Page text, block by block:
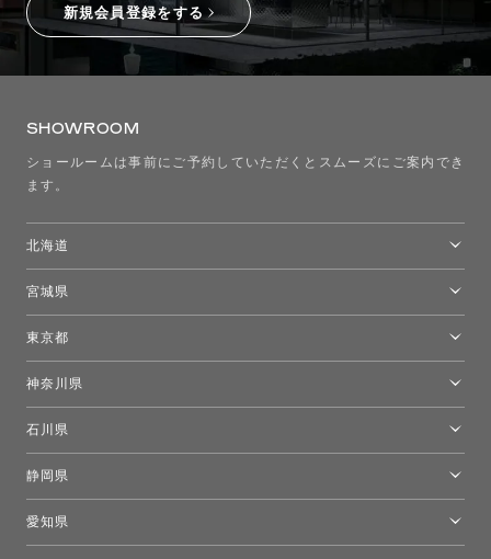
新規会員登録をする
SHOWROOM
ショールームは事前にご予約していただくとスムーズにご案内でき
ます。
北海道
宮城県
東京都
モーイ東京
キーブー東京
FLOS｜フロスデザインスペース青山
神奈川県
石川県
静岡県
愛知県